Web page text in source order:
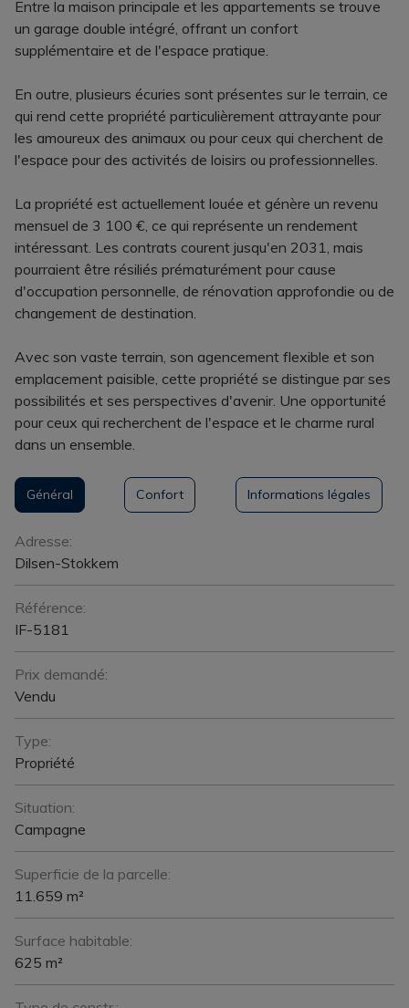
Entre la maison principale et les appartements se trouve
un garage double intégré, offrant un confort
supplémentaire et de l'espace pratique.
En outre, plusieurs écuries sont présentes sur le terrain, ce
qui rend cette propriété particulièrement attrayante pour
les amoureux des animaux ou pour ceux qui cherchent de
l'espace pour des activités de loisirs ou professionnelles.
La propriété est actuellement louée et génère un revenu
mensuel de 3 100 €, ce qui représente un rendement
intéressant. Les contrats courent jusqu'en 2031, mais
pourraient être résiliés prématurément pour cause
d'occupation personnelle, de rénovation approfondie ou de
changement de destination.
Avec son vaste terrain, son agencement flexible et son
emplacement paisible, cette propriété se distingue par ses
possibilités et ses perspectives d'avenir. Une opportunité
pour ceux qui recherchent de l'espace et le charme rural
dans un ensemble.
Général Confort Informations légales
Général
Adresse:
Dilsen-Stokkem
Référence:
IF-5181
Prix demandé:
Vendu
Type:
Propriété
Situation:
Campagne
Superficie de la parcelle:
11.659 m²
Surface habitable:
625 m²